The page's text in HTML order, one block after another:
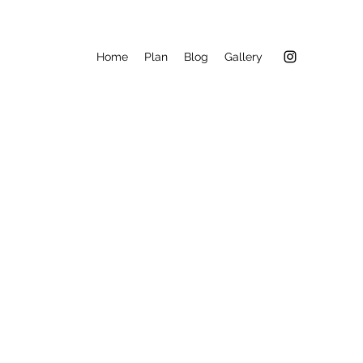
Home Plan Blog Gallery